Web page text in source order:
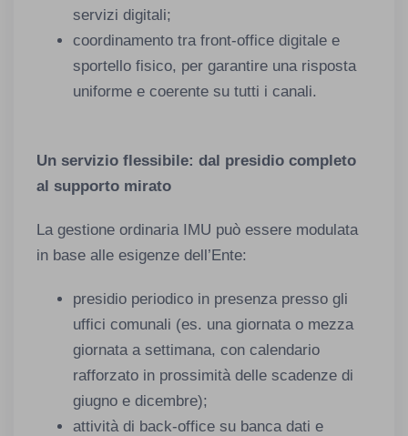
servizi digitali;
coordinamento tra front-office digitale e
sportello fisico, per garantire una risposta
uniforme e coerente su tutti i canali.
Un servizio flessibile: dal presidio completo
al supporto mirato
La gestione ordinaria IMU può essere modulata
in base alle esigenze dell’Ente:
presidio periodico in presenza presso gli
uffici comunali (es. una giornata o mezza
giornata a settimana, con calendario
rafforzato in prossimità delle scadenze di
giugno e dicembre);
attività di back-office su banca dati e